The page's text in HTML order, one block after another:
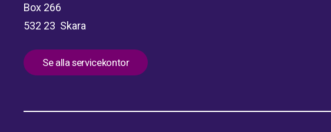
Box 266
532 23 Skara
Se alla servicekontor